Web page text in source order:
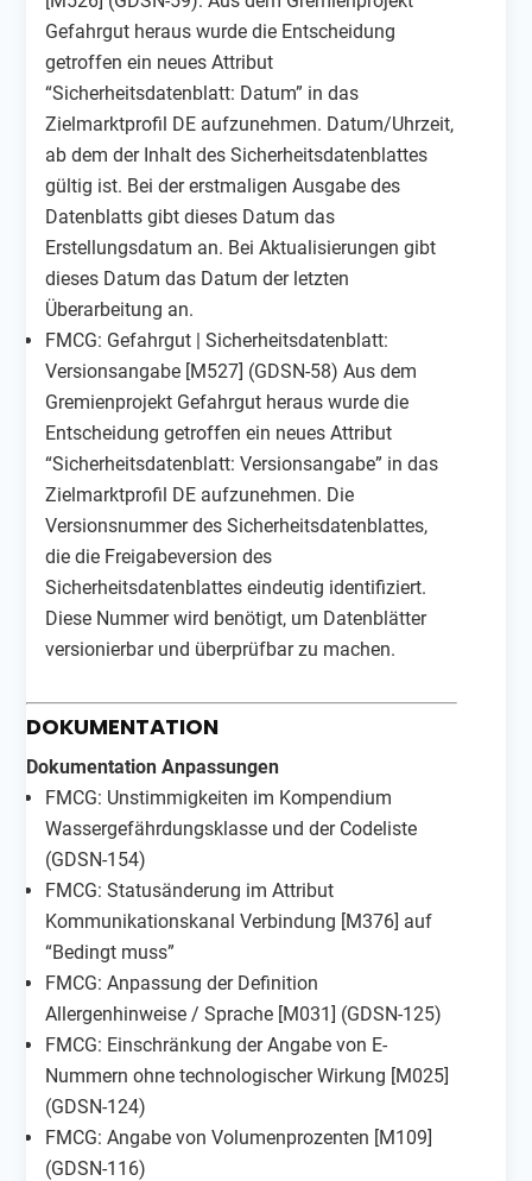
Gefahrgut heraus wurde die Entscheidung
getroffen ein neues Attribut
“Sicherheitsdatenblatt: Datum” in das
Zielmarktprofil DE aufzunehmen. Datum/Uhrzeit,
ab dem der Inhalt des Sicherheitsdatenblattes
gültig ist. Bei der erstmaligen Ausgabe des
Datenblatts gibt dieses Datum das
Erstellungsdatum an. Bei Aktualisierungen gibt
dieses Datum das Datum der letzten
Überarbeitung an.
FMCG: Gefahrgut | Sicherheitsdatenblatt:
Versionsangabe [M527] (GDSN-58) Aus dem
Gremienprojekt Gefahrgut heraus wurde die
Entscheidung getroffen ein neues Attribut
“Sicherheitsdatenblatt: Versionsangabe” in das
Zielmarktprofil DE aufzunehmen. Die
Versionsnummer des Sicherheitsdatenblattes,
die die Freigabeversion des
Sicherheitsdatenblattes eindeutig identifiziert.
Diese Nummer wird benötigt, um Datenblätter
versionierbar und überprüfbar zu machen.
DOKUMENTATION
Dokumentation Anpassungen
FMCG: Unstimmigkeiten im Kompendium
Wassergefährdungsklasse und der Codeliste
(GDSN-154)
FMCG: Statusänderung im Attribut
Kommunikationskanal Verbindung [M376] auf
“Bedingt muss”
FMCG: Anpassung der Definition
Allergenhinweise / Sprache [M031] (GDSN-125)
FMCG: Einschränkung der Angabe von E-
Nummern ohne technologischer Wirkung [M025]
(GDSN-124)
FMCG: Angabe von Volumenprozenten [M109]
(GDSN-116)